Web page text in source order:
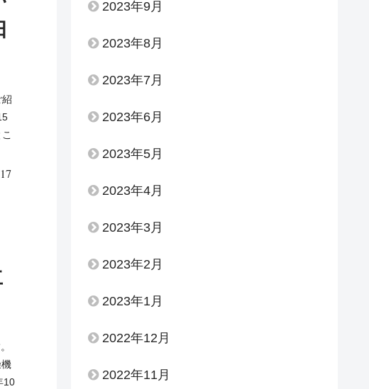
10
2023年9月
2023年8月
2023年7月
2023年6月
2023年5月
2023年4月
2023年3月
2023年2月
2023年1月
2022年12月
2022年11月